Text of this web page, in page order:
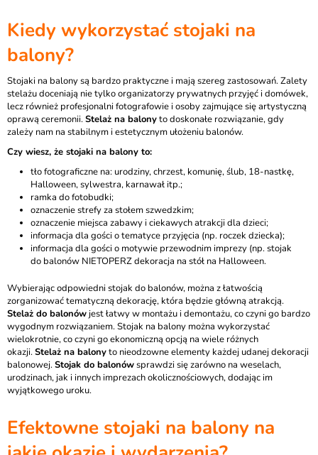
Kiedy wykorzystać stojaki na
balony?
Stojaki na balony są bardzo praktyczne i mają szereg zastosowań. Zalety
stelażu doceniają nie tylko organizatorzy prywatnych przyjęć i domówek,
lecz również profesjonalni fotografowie i osoby zajmujące się artystyczną
oprawą ceremonii.Stelaż na balonyto doskonałe rozwiązanie, gdy
zależy nam na stabilnym i estetycznym ułożeniu balonów.
Czy wiesz, że stojaki na balony to:
tło fotograficzne na: urodziny, chrzest, komunię, ślub, 18-nastkę,
Halloween, sylwestra, karnawał itp.;
ramka do fotobudki;
oznaczenie strefy za stołem szwedzkim;
oznaczenie miejsca zabawy i ciekawych atrakcji dla dzieci;
informacja dla gości o tematyce przyjęcia (np. roczek dziecka);
informacja dla gości o motywie przewodnim imprezy (np.stojak
do balonów NIETOPERZ dekoracja na stół na Halloween.
Wybierając odpowiedni stojak do balonów, można z łatwością
zorganizować tematyczną dekorację, która będzie główną atrakcją.
Stelaż do balonów jest łatwy w montażu i demontażu, co czyni go bardzo
wygodnym rozwiązaniem. Stojak na balony można wykorzystać
wielokrotnie, co czyni go ekonomiczną opcją na wiele różnych
okazji.Stelaż na balonyto nieodzowne elementy każdej udanej dekoracji
balonowej.Stojak do balonówsprawdzi się zarówno na weselach,
urodzinach, jak i innych imprezach okolicznościowych, dodając im
wyjątkowego uroku.
Efektowne stojaki na balony na